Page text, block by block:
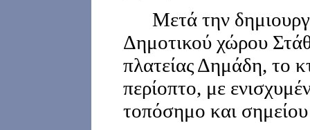
Μετά την
Δημοτικού χώρου
πλατείας Δημάδη, το
περίοπτο, με
τοπόσημο και